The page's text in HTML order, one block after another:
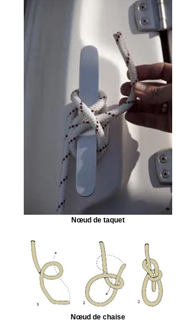
Nœud de taquet
Nœud de chaise